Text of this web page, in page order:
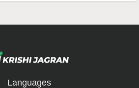
Languages